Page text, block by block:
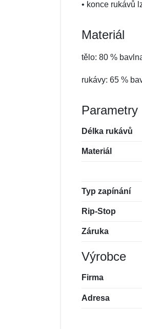
• konce rukávů
Materiál
tělo: 80 %
rukávy: 65 %
Parametry
Délka rukávů
Materiál
Typ zapínání
Rip-Stop
Záruka
Výrobce
Firma
Adresa